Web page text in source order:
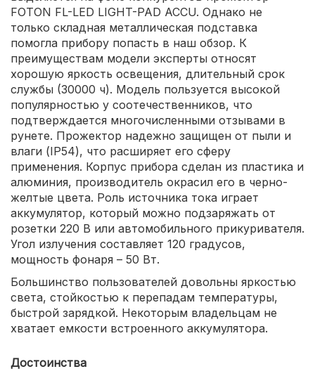
FOTON FL-LED LIGHT-PAD ACCU. Однако не
только складная металлическая подставка
помогла прибору попасть в наш обзор. К
преимуществам модели эксперты относят
хорошую яркость освещения, длительный срок
службы (30000 ч). Модель пользуется высокой
популярностью у соотечественников, что
подтверждается многочисленными отзывами в
рунете. Прожектор надежно защищен от пыли и
влаги (IP54), что расширяет его сферу
применения. Корпус прибора сделан из пластика и
алюминия, производитель окрасил его в черно-
желтые цвета. Роль источника тока играет
аккумулятор, который можно подзаряжать от
розетки 220 В или автомобильного прикуривателя.
Угол излучения составляет 120 градусов,
мощность фонаря – 50 Вт.
Большинство пользователей довольны яркостью
света, стойкостью к перепадам температуры,
быстрой зарядкой. Некоторым владельцам не
хватает емкости встроенного аккумулятора.
Достоинства